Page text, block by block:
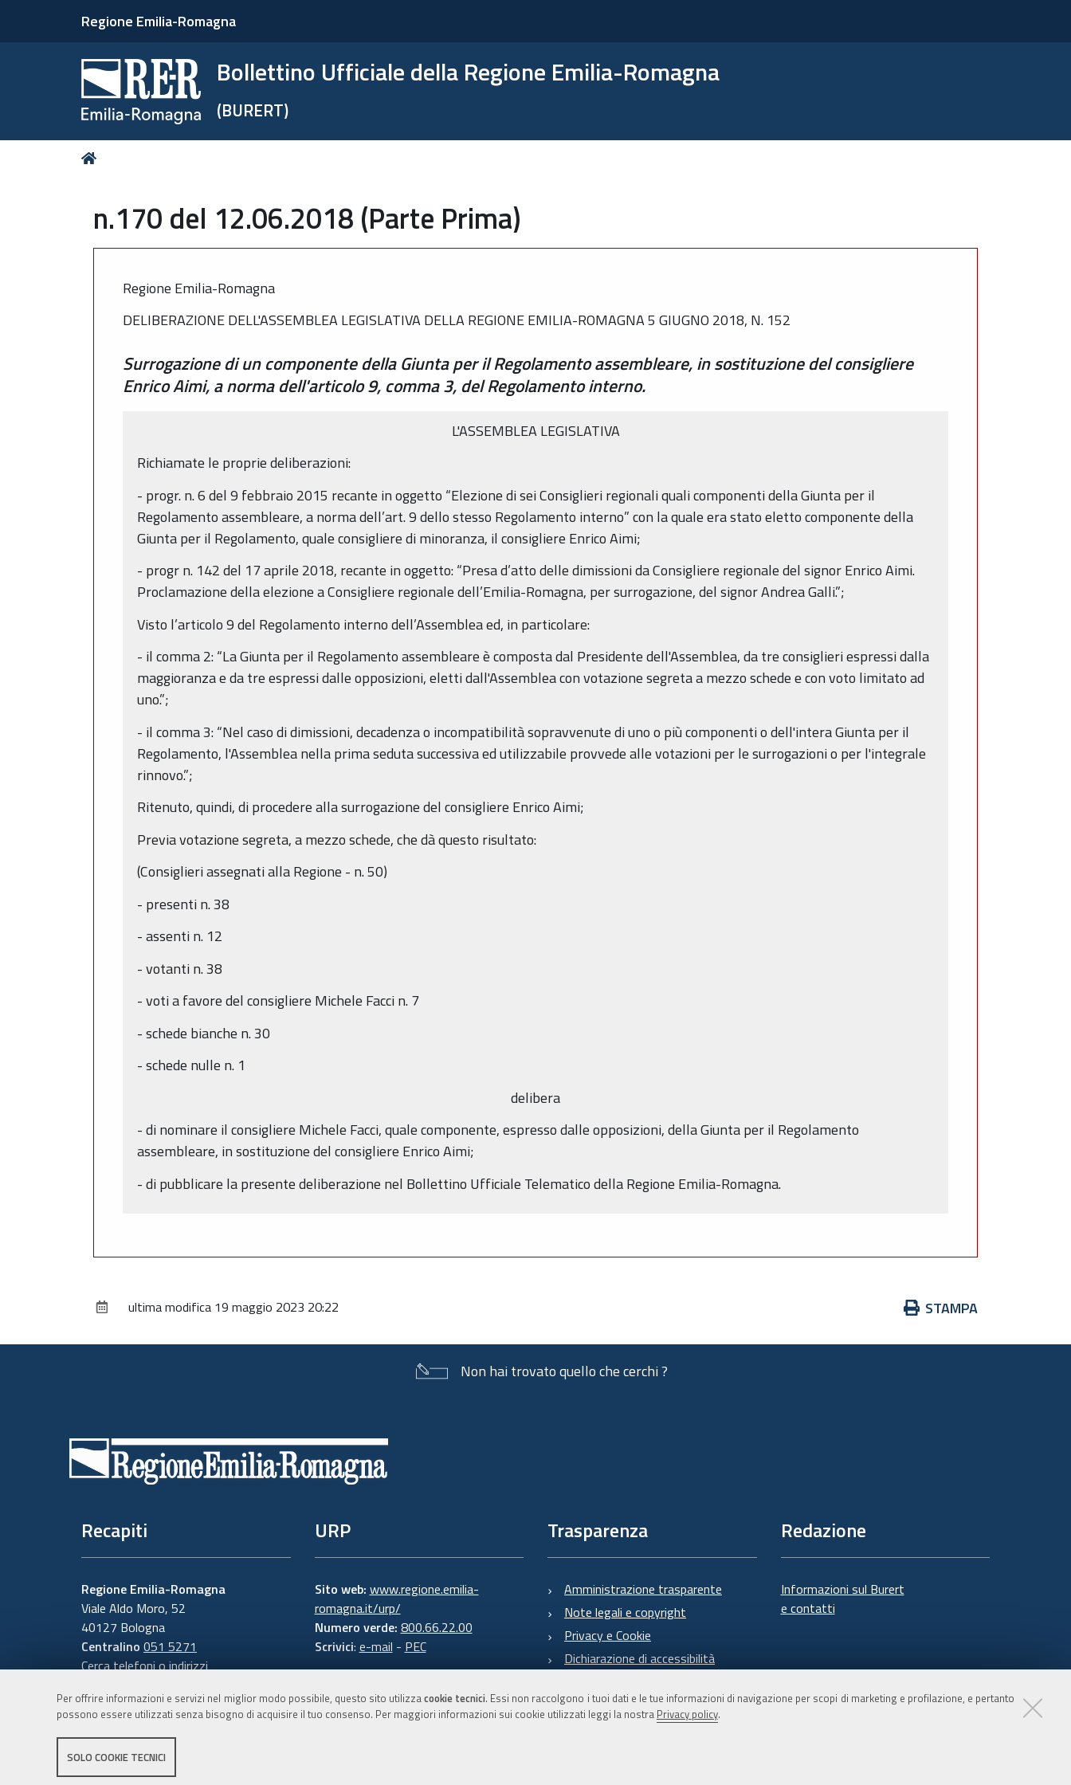
Per offrire informazioni e servizi nel miglior modo possibile, questo sito utilizzacookie tecnici. Essi non raccolgono i tuoi dati e le tue informazioni di navigazione per scopi di marketing e profilazione, e pertanto
possono essere utilizzati senza bisogno di acquisire il tuo consenso. Per maggiori informazioni sui cookie utilizzati leggi la nostra Privacy policy.
SOLO COOKIE TECNICI
Regione Emilia-Romagna
Bollettino Ufficiale della Regione Emilia-Romagna
(BURERT)
Tu
n.170 del 12.06.2018 (Parte Prima)
Regione Emilia-Romagna
DELIBERAZIONE DELL'ASSEMBLEA LEGISLATIVA DELLA REGIONE EMILIA-ROMAGNA 5 GIUGNO 2018, N. 152
Surrogazione di un componente della Giunta per il Regolamento assembleare, in sostituzione del consigliere
Enrico Aimi, a norma dell'articolo 9, comma 3, del Regolamento interno.
L'ASSEMBLEA LEGISLATIVA
Richiamate le proprie deliberazioni:
- progr. n. 6 del 9 febbraio 2015 recante in oggetto “Elezione di sei Consiglieri regionali quali componenti della Giunta per il
Regolamento assembleare, a norma dell’art. 9 dello stesso Regolamento interno” con la quale era stato eletto componente della
Giunta per il Regolamento, quale consigliere di minoranza, il consigliere Enrico Aimi;
- progr n. 142 del 17 aprile 2018, recante in oggetto: “Presa d’atto delle dimissioni da Consigliere regionale del signor Enrico Aimi.
Proclamazione della elezione a Consigliere regionale dell’Emilia-Romagna, per surrogazione, del signor Andrea Galli.”;
Visto l’articolo 9 del Regolamento interno dell’Assemblea ed, in particolare:
- il comma 2: “La Giunta per il Regolamento assembleare è composta dal Presidente dell'Assemblea, da tre consiglieri espressi dalla
maggioranza e da tre espressi dalle opposizioni, eletti dall'Assemblea con votazione segreta a mezzo schede e con voto limitato ad
uno.”;
- il comma 3: “Nel caso di dimissioni, decadenza o incompatibilità sopravvenute di uno o più componenti o dell'intera Giunta per il
Regolamento, l'Assemblea nella prima seduta successiva ed utilizzabile provvede alle votazioni per le surrogazioni o per l'integrale
rinnovo.”;
Ritenuto, quindi, di procedere alla surrogazione del consigliere Enrico Aimi;
Previa votazione segreta, a mezzo schede, che dà questo risultato:
(Consiglieri assegnati alla Regione - n. 50)
- presenti n. 38
- assenti n. 12
- votanti n. 38
- voti a favore del consigliere Michele Facci n. 7
- schede bianche n. 30
- schede nulle n. 1
delibera
- di nominare il consigliere Michele Facci, quale componente, espresso dalle opposizioni, della Giunta per il Regolamento
assembleare, in sostituzione del consigliere Enrico Aimi;
- di pubblicare la presente deliberazione nel Bollettino Ufficiale Telematico della Regione Emilia-Romagna.
Azioni
documento
STAMPA
ultima modifica 19 maggio 2023 20:22
Non hai trovato quello che cerchi ?
Recapiti
Regione Emilia-Romagna
Viale Aldo Moro, 52
40127 Bologna
Centralino 051 5271
Cerca telefoni o indirizzi
URP
Sito web: www.regione.emilia-
romagna.it/urp/
Numero verde: 800.66.22.00
Scrivici: e-mail - PEC
Trasparenza
Amministrazione trasparente
Note legali e copyright
Privacy e Cookie
Dichiarazione di accessibilità
Redazione
Informazioni sul Burert
e contatti